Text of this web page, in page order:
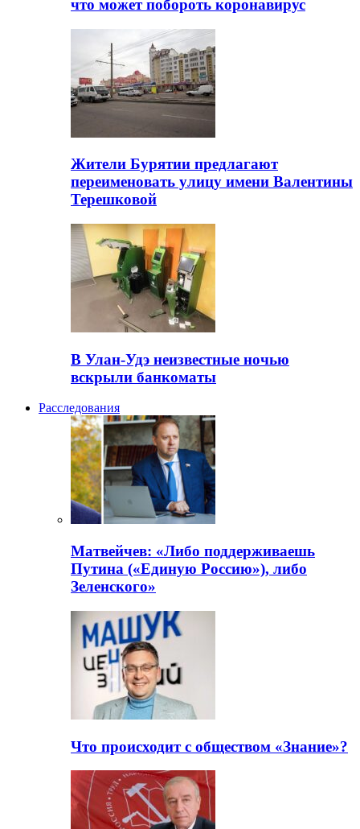
что может побороть коронавирус
Жители Бурятии предлагают
переименовать улицу имени Валентины
Терешковой
В Улан-Удэ неизвестные ночью
вскрыли банкоматы
Расследования
Матвейчев: «Либо поддерживаешь
Путина («Единую Россию»), либо
Зеленского»
Что происходит с обществом «Знание»?